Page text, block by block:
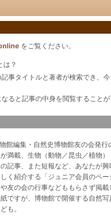
をご覧ください。
？
事タイトルと著者が検索でき、
ると記事の中身を閲覧することが
館編集・自然史博物館友の会発行
満載、生物（動物／昆虫／植物
記事、また短報など、あなたが
く紹介する「ジュニア会員のペ
友の会の行事などももらさず掲載
ですが、博物館で開催する自然
も。